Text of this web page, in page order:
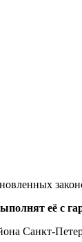
её с
Санкт-